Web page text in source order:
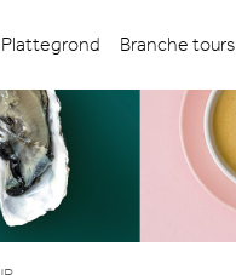
Plattegrond Branche tours